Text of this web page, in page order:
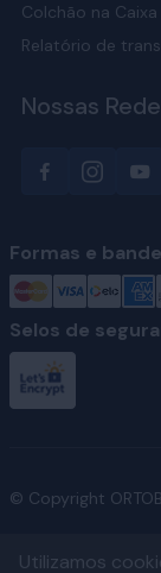
Colchão na Caixa
Relatório de
Nossas
Formas e
Selos de
© Copyright
Utilizamos